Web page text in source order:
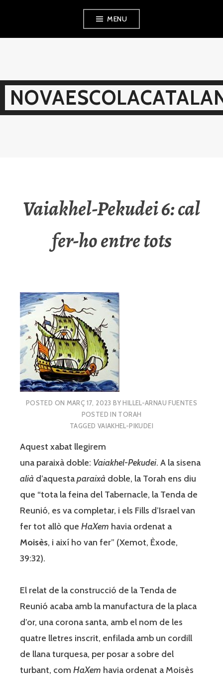
MENU
Vaiakhel-Pekudei 6: cal
fer-ho entre tots
POSTED ON MARÇ 17, 2023 BYHILLEL-ARNAU FUENTES
POSTED IN TORAH
TAGGED VAIAKHEL-PIKUDEI
Aquest xabat llegirem
una paraixà doble: Vaiakhel-Pekudei. A la sisena
alià d’aquestaparaixà doble, la Torah ens diu
que “tota la feina del Tabernacle, la Tenda de
Reunió, es va completar, i els Fills d’Israel van
fer tot allò que HaXem havia ordenat a
Moisès, i així ho van fer” (Xemot, Èxode,
39:32).
El relat de la construcció de la Tenda de
Reunió acaba amb la manufactura de la placa
d’or, una corona santa, amb el nom de les
quatre lletres inscrit, enfilada amb un cordill
de llana turquesa, per posar a sobre del
turbant, com HaXem havia ordenat a Moisès